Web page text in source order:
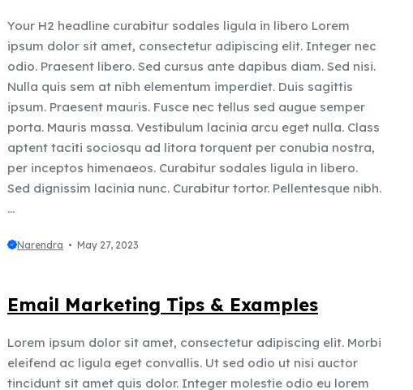
Your H2 headline curabitur sodales ligula in libero Lorem
ipsum dolor sit amet, consectetur adipiscing elit. Integer nec
odio. Praesent libero. Sed cursus ante dapibus diam. Sed nisi.
Nulla quis sem at nibh elementum imperdiet. Duis sagittis
ipsum. Praesent mauris. Fusce nec tellus sed augue semper
porta. Mauris massa. Vestibulum lacinia arcu eget nulla. Class
aptent taciti sociosqu ad litora torquent per conubia nostra,
per inceptos himenaeos. Curabitur sodales ligula in libero.
Sed dignissim lacinia nunc. Curabitur tortor. Pellentesque nibh.
...
Narendra May 27, 2023
Email Marketing Tips & Examples
Lorem ipsum dolor sit amet, consectetur adipiscing elit. Morbi
eleifend ac ligula eget convallis. Ut sed odio ut nisi auctor
tincidunt sit amet quis dolor. Integer molestie odio eu lorem